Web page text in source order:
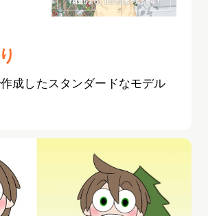
成したスタンダードなモデル